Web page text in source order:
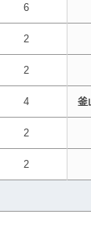
6
2
2
4 釜
2
2